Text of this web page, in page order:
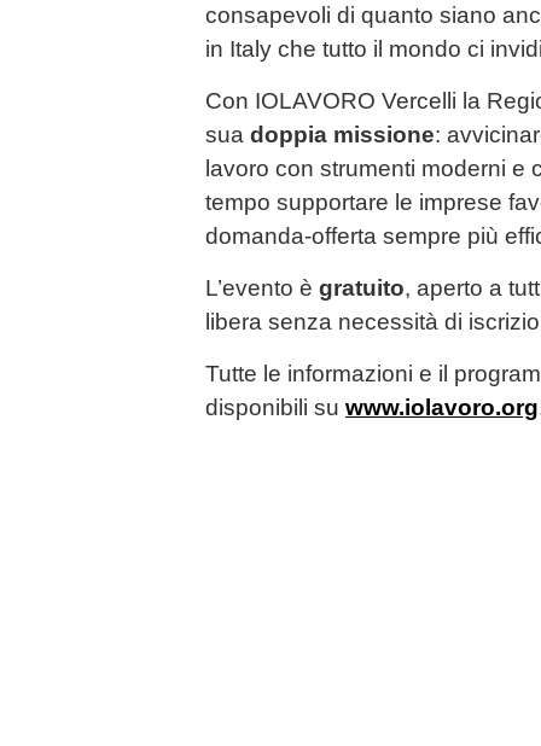
consapevoli di quanto siano
in Italy che tutto il mondo ci
Con IOLAVORO Vercelli la
sua doppia missione:
lavoro con strumenti moderni e
tempo supportare le imprese
domanda-offerta sempre più
L’evento è gratuito, aperto a
libera senza necessità di
Tutte le informazioni e il
disponibili su www.iolavoro.org